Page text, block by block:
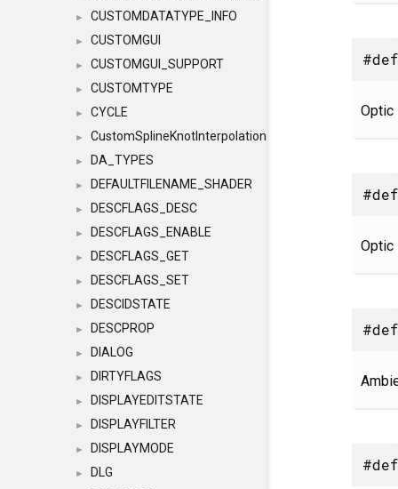
► CUSTOMDATATYPE_INFO
► CUSTOMGUI
► CUSTOMGUI_SUPPORT
► CUSTOMTYPE
► CYCLE
► CustomSplineKnotInterpolation
► DA_TYPES
► DEFAULTFILENAME_SHADER
► DESCFLAGS_DESC
► DESCFLAGS_ENABLE
► DESCFLAGS_GET
► DESCFLAGS_SET
► DESCIDSTATE
► DESCPROP
► DIALOG
► DIRTYFLAGS
► DISPLAYEDITSTATE
► DISPLAYFILTER
► DISPLAYMODE
► DLG
Optic
Optic